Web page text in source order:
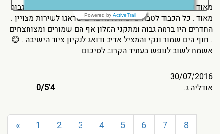
מאוד נהנתי , חוויה מצויינת לזוג . האוכל היה מצויין ובאיכות גבוה
מאוד . כל הכבוד לטבחים וצוות המלצרים שדאגו לשירות מצויין .
החדרים היו ברמה גבוה ומתקני המלון אף הם שמורים ומצוחצחים
. חוף הים שמור ונקי והמציל אדיב ודואג לנקיון ציוד הישיבה . 😊
אשמח לשוב לנופש בעתיד הקרוב לסיכום
30/07/2016
אודליה ג.
4'0
/5
« 1 2 3 4 5 6 7
8
Powered by ActiveTrail